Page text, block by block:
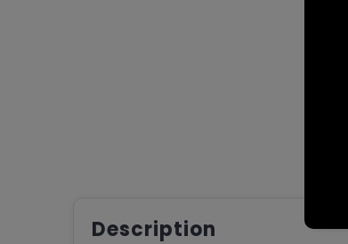
Description